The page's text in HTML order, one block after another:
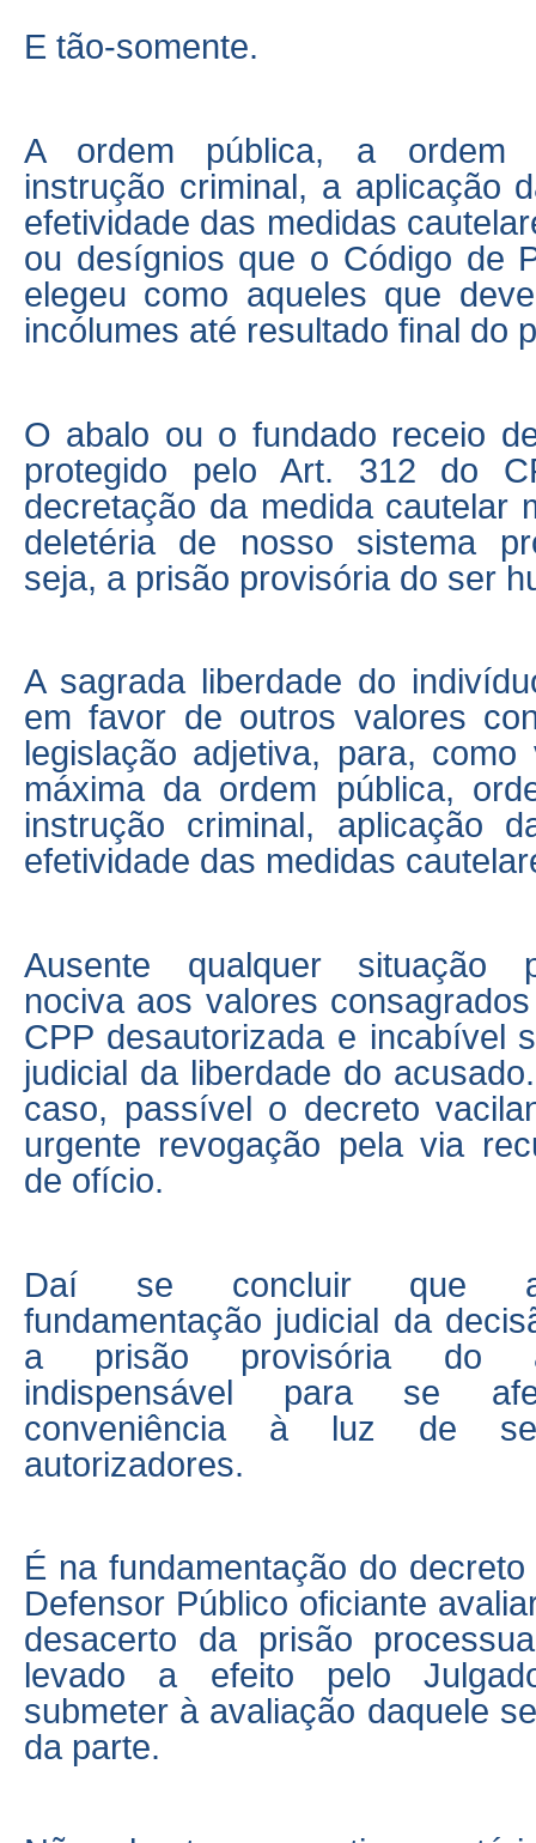
E tão-somente.
A ordem pública, a ordem
instrução criminal, a aplicação
efetividade das medidas
ou desígnios que o Código de
elegeu como aqueles que
incólumes até resultado final do
O abalo ou o fundado receio
protegido pelo Art. 312 do
decretação da medida cautelar
deletéria de nosso sistema
seja, a prisão provisória do ser
A sagrada liberdade do
em favor de outros valores
legislação adjetiva, para, como
máxima da ordem pública,
instrução criminal, aplicação
efetividade das medidas
Ausente qualquer situação
nociva aos valores
CPP desautorizada e incabível
judicial da liberdade do
caso, passível o decreto
urgente revogação pela via
de ofício.
Daí se concluir que a
fundamentação judicial da
a prisão provisória do
indispensável para se
conveniência à luz de
autorizadores.
É na fundamentação do
Defensor Público oficiante
desacerto da prisão
levado a efeito pelo
submeter à avaliação daquele
da parte.